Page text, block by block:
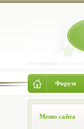
Форум
Меню сайта